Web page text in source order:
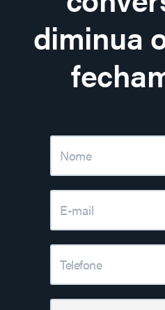
diminua